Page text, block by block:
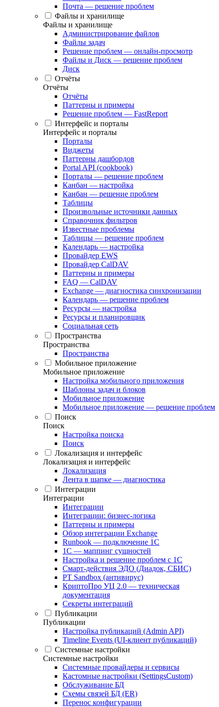
Почта — решение проблем
Файлы и хранилище
Файлы и хранилище
Администрирование файлов
Файлы задач
Решение проблем — онлайн-просмотр
Файлы и Диск — решение проблем
Диск
Отчёты
Отчёты
Отчёты
Паттерны и примеры
Решение проблем — FastReport
Интерфейс и порталы
Интерфейс и порталы
Порталы
Виджеты
Паттерны дашбордов
Portal API (cookbook)
Порталы — решение проблем
Канбан — настройка
Канбан — решение проблем
Таблицы
Произвольные источники данных
Справочник фильтров
Известные проблемы
Таблицы — решение проблем
Календарь — настройка
Провайдер EWS
Провайдер CalDAV
Паттерны и примеры
FAQ — CalDAV
Exchange — диагностика синхронизации
Календарь — решение проблем
Ресурсы — настройка
Ресурсы и планировщик
Социальная сеть
Пространства
Пространства
Пространства
Мобильное приложение
Мобильное приложение
Настройка мобильного приложения
Шаблоны задач и блоков
Мобильное приложение
Мобильное приложение — решение проблем
Поиск
Поиск
Настройка поиска
Поиск
Локализация и интерфейс
Локализация и интерфейс
Локализация
Лента в шапке — диагностика
Интеграции
Интеграции
Интеграции
Интеграции: бизнес-логика
Паттерны и примеры
Обзор интеграции Exchange
Runbook — подключение 1С
1С — маппинг сущностей
Настройка и решение проблем с 1С
Смарт-действия ЭДО (Диадок, СБИС)
PT Sandbox (антивирус)
КриптоПро УЦ 2.0 — техническая
документация
Секреты интеграций
Публикации
Публикации
Настройка публикаций (Admin API)
Timeline Events (UI-клиент публикаций)
Системные настройки
Системные настройки
Системные провайдеры и сервисы
Кастомные настройки (SettingsCustom)
Обслуживание БД
Схемы связей БД (ER)
Перенос конфигурации